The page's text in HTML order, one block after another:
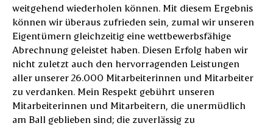
weitgehend wiederholen können. Mit diesem Ergebnis
können wir überaus zufrieden sein, zumal wir unseren
Eigentümern gleichzeitig eine wettbewerbsfähige
Abrechnung geleistet haben. Diesen Erfolg haben wir
nicht zuletzt auch den hervorragenden Leistungen
aller unserer 26.000 Mitarbeiterinnen und Mitarbeiter
zu verdanken. Mein Respekt gebührt unseren
Mitarbeiterinnen und Mitarbeitern, die unermüdlich
am Ball geblieben sind; die zuverlässig zu